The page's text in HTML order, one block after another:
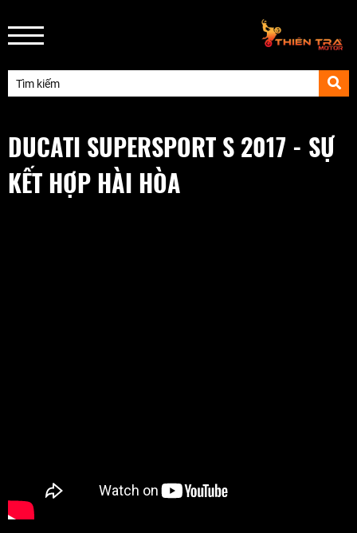
DUCATI SUPERSPORT S 2017 - SỰ
KẾT HỢP HÀI HÒA